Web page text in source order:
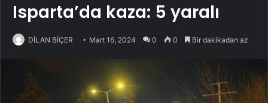
Isparta’da kaza: 5 yaralı
DİLAN BİÇER Mart 16, 2024 0 0 Bir dakikadan az